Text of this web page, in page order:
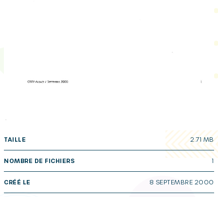
TAILLE 2.71 MB
NOMBRE DE FICHIERS 1
CRÉÉ LE 8 SEPTEMBRE 2000